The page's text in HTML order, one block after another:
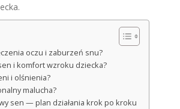
oczu i zaburzeń snu?
i komfort wzroku dziecka?
i olśnienia?
malucha?
sen — plan działania krok po kroku